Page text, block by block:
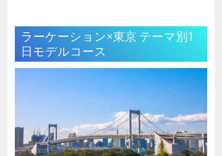
ラーケーション×東京 テーマ別1
日モデルコース